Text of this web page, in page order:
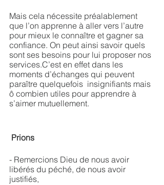
Mais cela nécessite préalablement
que l’on apprenne à aller vers l’autre
pour mieux le connaître et gagner sa
confiance. On peut ainsi savoir quels
sont ses besoins pour lui proposer nos
services.C’est en effet dans les
moments d’échanges qui peuvent
paraître quelquefois  insignifiants mais
ô combien utiles pour apprendre à
s’aimer mutuellement.
Prions
- Remercions Dieu de nous avoir
libérés du péché, de nous avoir
justifiés,